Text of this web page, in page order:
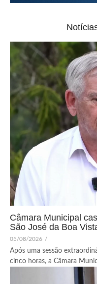
Câmara Municipal
São José da Boa
05/08/2026 /
Após uma sessão
cinco horas, a Câmara